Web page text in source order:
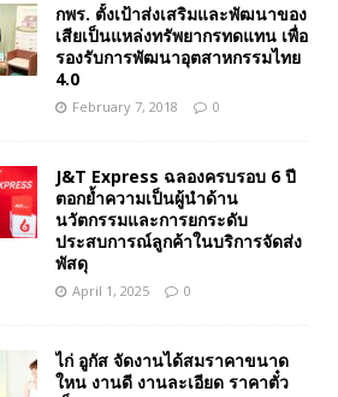
กพร. ตั้งเป้าส่งเสริมและพัฒนาของ
เสียเป็นแหล่งทรัพยากรทดแทน เพื่อ
รองรับการพัฒนาอุตสาหกรรมไทย
4.0
February 7, 2018 0
J&T Express ฉลองครบรอบ 6 ปี
ตอกย้ำความเป็นผู้นำด้าน
นวัตกรรมและการยกระดับ
ประสบการณ์ลูกค้าในบริการจัดส่ง
พัสดุ
April 1, 2025 0
ไก่ อูกัส จัดงานได้สมราคาขนาด
ใหน งานดี งานละเอียด ราคาตั๋ว